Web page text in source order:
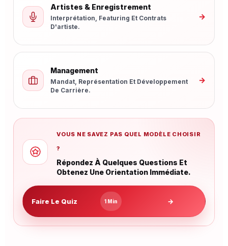
Artistes & Enregistrement
Interprétation, Featuring Et Contrats
D'artiste.
→
Management
Mandat, Représentation Et Développement
De Carrière.
→
VOUS NE SAVEZ PAS QUEL MODÈLE CHOISIR
?
Répondez À Quelques Questions Et
Obtenez Une Orientation Immédiate.
Faire Le Quiz 1 Min →